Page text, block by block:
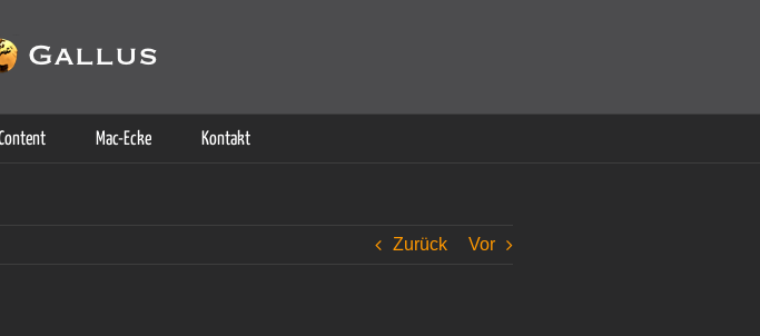
Mac-Ecke Kontakt
Zurück Vor
Webseite erklären Sie sich damit einverstanden, dass Cookies gesetzt werden.